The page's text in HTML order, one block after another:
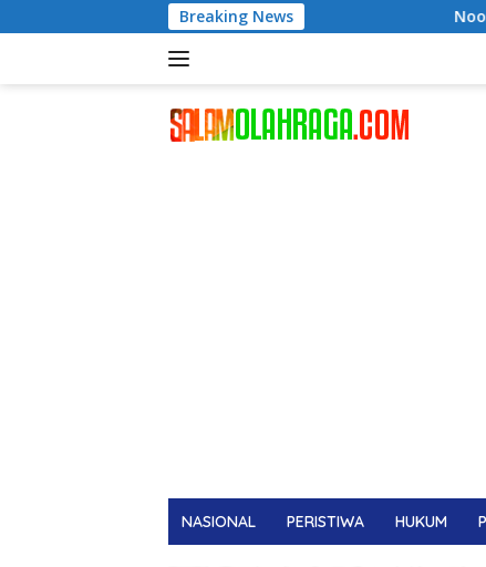
ke
Breaking NewsNoor Biyanto Terpilih
NASIONAL PERISTIWA HUKUM